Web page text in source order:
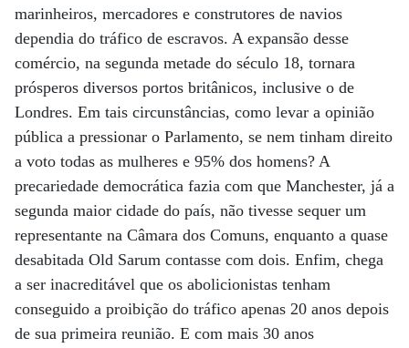
marinheiros, mercadores e construtores de navios
dependia do tráfico de escravos. A expansão desse
comércio, na segunda metade do século 18, tornara
prósperos diversos portos britânicos, inclusive o de
Londres. Em tais circunstâncias, como levar a opinião
pública a pressionar o Parlamento, se nem tinham direito
a voto todas as mulheres e 95% dos homens? A
precariedade democrática fazia com que Manchester, já a
segunda maior cidade do país, não tivesse sequer um
representante na Câmara dos Comuns, enquanto a quase
desabitada Old Sarum contasse com dois. Enfim, chega
a ser inacreditável que os abolicionistas tenham
conseguido a proibição do tráfico apenas 20 anos depois
de sua primeira reunião. E com mais 30 anos